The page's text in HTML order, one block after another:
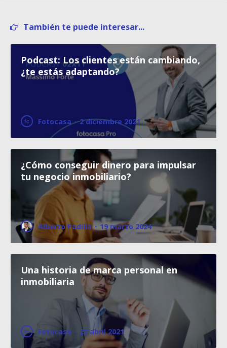
También te puede interesar...
Podcast: Los clientes están cambiando,
¿te estás adaptando?
Fotocasa · 2 diciembre 2021
¿Cómo conseguir dinero para impulsar
tu negocio inmobiliario?
Alberto Padilla · 19 marzo 2024
Una historia de marca personal en
inmobiliaria
Fotocasa · 27 abril 2021